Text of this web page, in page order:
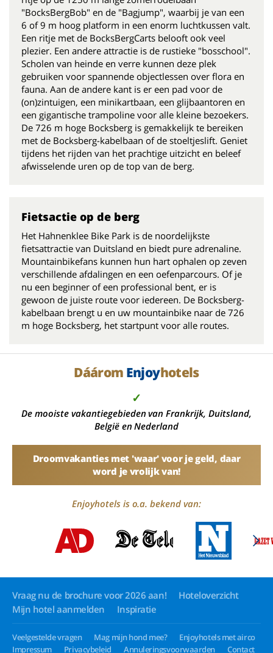
"BocksBergBob" en de "Bagjump", waarbij je van een
6 of 9 m hoog platform in een enorm luchtkussen valt.
Een ritje met de BocksBergCarts belooft ook veel
plezier. Een andere attractie is de rustieke "bosschool".
Scholen van heinde en verre kunnen deze plek
gebruiken voor spannende objectlessen over flora en
fauna. Aan de andere kant is er een pad voor de
(on)zintuigen, een minikartbaan, een glijbaantoren en
een gigantische trampoline voor alle kleine bezoekers.
De 726 m hoge Bocksberg is gemakkelijk te bereiken
met de Bocksberg-kabelbaan of de stoeltjeslift. Geniet
tijdens het rijden van het prachtige uitzicht en beleef
afwisselende uren op de top van de berg.
Fietsactie op de berg
Het Hahnenklee Bike Park is de noordelijkste
fietsattractie van Duitsland en biedt pure adrenaline.
Mountainbikefans kunnen hun hart ophalen op zeven
verschillende afdalingen en een oefenparcours. Of je
nu een beginner of een professional bent, er is
gewoon de juiste route voor iedereen. De Bocksberg-
kabelbaan brengt u en uw mountainbike naar de 726
m hoge Bocksberg, het startpunt voor alle routes.
Dáárom Enjoyhotels
✓
De mooiste vakantiegebieden van Frankrijk, Duitsland,
België en Nederland
Droomvakanties met 'waar' voor je geld, daar
word je vrolijk van!
Enjoyhotels is o.a. bekend van:
Vraag nu de brochure voor 2026 aan!
Hoteloverzicht
Mijn hotel aanmelden
Inspiratie
Veelgestelde vragen Mag mijn hond mee?
Enjoyhotels met airco
Impressum
Privacybeleid Annuleringsvoorwaarden Contact